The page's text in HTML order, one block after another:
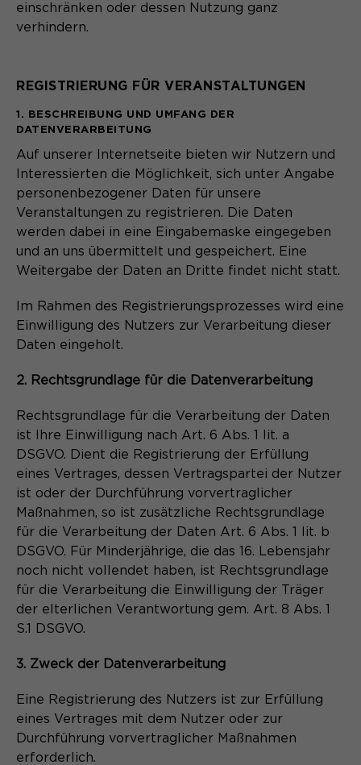
einschränken oder dessen Nutzung ganz
verhindern.
REGISTRIERUNG FÜR VERANSTALTUNGEN
1. BESCHREIBUNG UND UMFANG DER
DATENVERARBEITUNG
Auf unserer Internetseite bieten wir Nutzern und
Interessierten die Möglichkeit, sich unter Angabe
personenbezogener Daten für unsere
Veranstaltungen zu registrieren. Die Daten
werden dabei in eine Eingabemaske eingegeben
und an uns übermittelt und gespeichert. Eine
Weitergabe der Daten an Dritte findet nicht statt.
Im Rahmen des Registrierungsprozesses wird eine
Einwilligung des Nutzers zur Verarbeitung dieser
Daten eingeholt.
2. Rechtsgrundlage für die Datenverarbeitung
Rechtsgrundlage für die Verarbeitung der Daten
ist Ihre Einwilligung nach Art. 6 Abs. 1 lit. a
DSGVO. Dient die Registrierung der Erfüllung
eines Vertrages, dessen Vertragspartei der Nutzer
ist oder der Durchführung vorvertraglicher
Maßnahmen, so ist zusätzliche Rechtsgrundlage
für die Verarbeitung der Daten Art. 6 Abs. 1 lit. b
DSGVO. Für Minderjährige, die das 16. Lebensjahr
noch nicht vollendet haben, ist Rechtsgrundlage
für die Verarbeitung die Einwilligung der Träger
der elterlichen Verantwortung gem. Art. 8 Abs. 1
S.1 DSGVO.
3. Zweck der Datenverarbeitung
Eine Registrierung des Nutzers ist zur Erfüllung
eines Vertrages mit dem Nutzer oder zur
Durchführung vorvertraglicher Maßnahmen
erforderlich.